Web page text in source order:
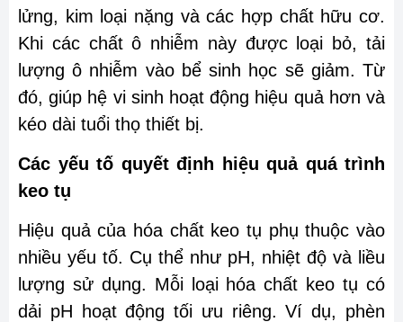
lửng, kim loại nặng và các hợp chất hữu cơ.
Khi các chất ô nhiễm này được loại bỏ, tải
lượng ô nhiễm vào bể sinh học sẽ giảm. Từ
đó, giúp hệ vi sinh hoạt động hiệu quả hơn và
kéo dài tuổi thọ thiết bị.
Các yếu tố quyết định hiệu quả quá trình
keo tụ
Hiệu quả của hóa chất keo tụ phụ thuộc vào
nhiều yếu tố. Cụ thể như pH, nhiệt độ và liều
lượng sử dụng. Mỗi loại hóa chất keo tụ có
dải pH hoạt động tối ưu riêng. Ví dụ, phèn